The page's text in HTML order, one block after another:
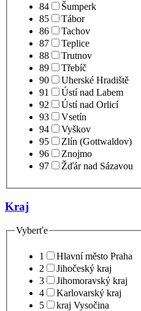
84
Šumperk
85
Tábor
86
Tachov
87
Teplice
88
Trutnov
89
Třebíč
90
Uherské Hradiště
91
Ústí nad Labem
92
Ústí nad Orlicí
93
Vsetín
94
Vyškov
95
Zlín (Gottwaldov)
96
Znojmo
97
Žďár nad Sázavou
Kraj
Vyberťe
1
Hlavní město Praha
2
Jihočeský kraj
3
Jihomoravský kraj
4
Karlovarský kraj
5
kraj Vysočina